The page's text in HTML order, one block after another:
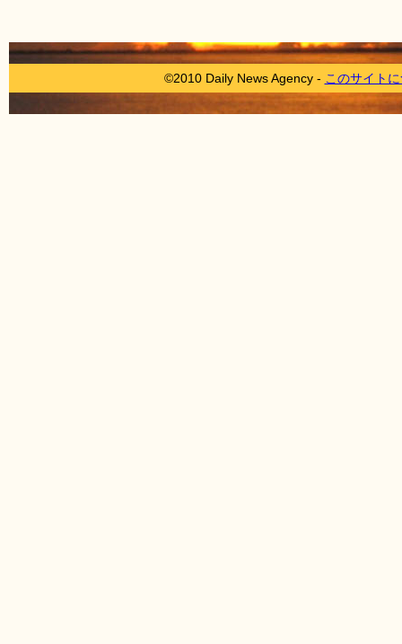
©2010 Daily News Agency - このサイト